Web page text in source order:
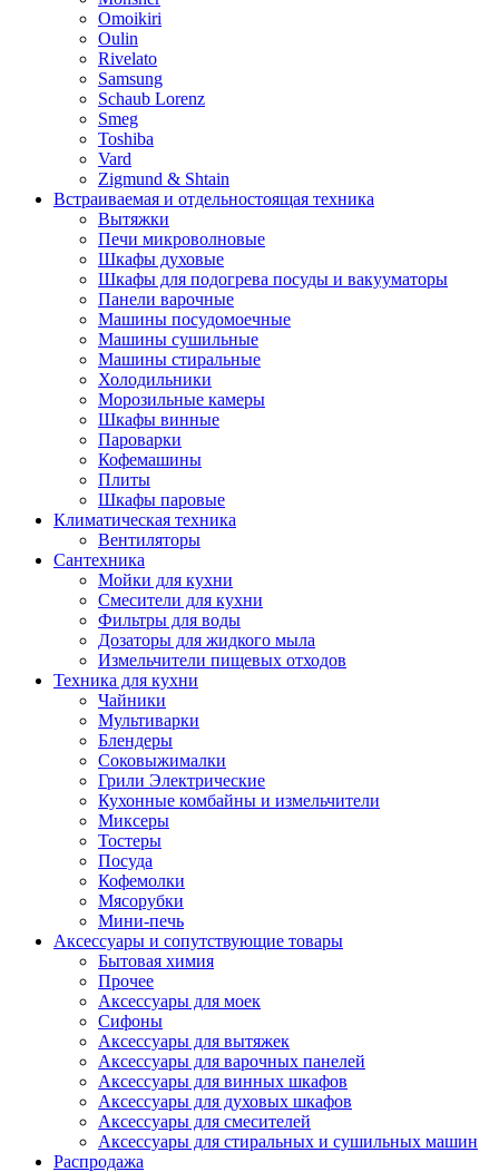
Omoikiri
Oulin
Rivelato
Samsung
Schaub Lorenz
Smeg
Toshiba
Vard
Zigmund & Shtain
Встраиваемая и отдельностоящая техника
Вытяжки
Печи микроволновые
Шкафы духовые
Шкафы для подогрева посуды и вакууматоры
Панели варочные
Машины посудомоечные
Машины сушильные
Машины стиральные
Холодильники
Морозильные камеры
Шкафы винные
Пароварки
Кофемашины
Плиты
Шкафы паровые
Климатическая техника
Вентиляторы
Сантехника
Мойки для кухни
Смесители для кухни
Фильтры для воды
Дозаторы для жидкого мыла
Измельчители пищевых отходов
Техника для кухни
Чайники
Мультиварки
Блендеры
Соковыжималки
Грили Электрические
Кухонные комбайны и измельчители
Миксеры
Тостеры
Посуда
Кофемолки
Мясорубки
Мини-печь
Аксессуары и сопутствующие товары
Бытовая химия
Прочее
Аксессуары для моек
Сифоны
Аксессуары для вытяжек
Аксессуары для варочных панелей
Аксессуары для винных шкафов
Аксессуары для духовых шкафов
Аксессуары для смесителей
Аксессуары для стиральных и сушильных машин
Распродажа